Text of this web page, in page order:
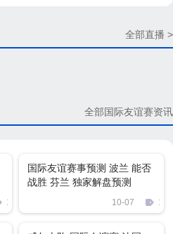
全部直播 >
全部国际友谊赛资讯
1965
国际友谊赛事预测 波兰 能否
战胜 芬兰 独家解盘预测
10-07